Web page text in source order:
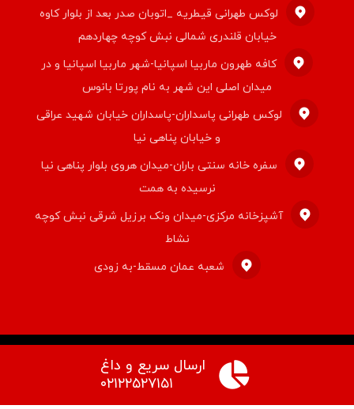
لوکس طهرانی قیطریه _اتوبان صدر بعد از بلوار کاوه
خیابان قلندری شمالی نبش کوچه چهاردهم
کافه طهرون ماربیا اسپانیا-شهر ماربیا اسپانیا و در
میدان اصلی این شهر به نام پورتا بانوس
لوکس طهرانی پاسداران-پاسداران خیابان شهید عراقی
و خیابان پناهی نیا
سفره خانه سنتی باران-میدان هروی بلوار پناهی نیا
نرسیده به همت
آشپزخانه مرکزی-میدان ونک برزیل شرقی نبش کوچه
نشاط
شعبه عمان مسقط-به زودی
ارسال سریع و داغ
۰۲۱۲۲۵۲۷۱۵۱